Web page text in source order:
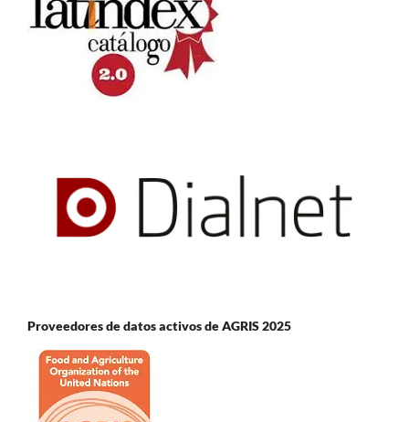
Proveedores de datos activos de AGRIS 2025